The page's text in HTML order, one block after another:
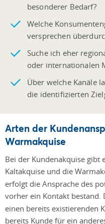
besonderer Bedarf?
Welche
versprechen
Suche ich eher
oder internationalen
Über welche Kanäle
die identifizierten
Arten der
Warmakquise
Bei der Kundenakquise gibt
Kaltakquise und die
erfolgt die Ansprache des
vorher ein Kontakt bestand.
einen bereits existierenden
bereits Kunde für ein